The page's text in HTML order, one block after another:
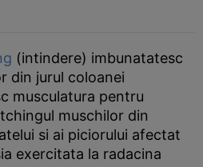
(intindere) imbunatatesc
din jurul coloanei
musculatura pentru
muschilor din
si ai piciorului afectat
exercitata la radacina